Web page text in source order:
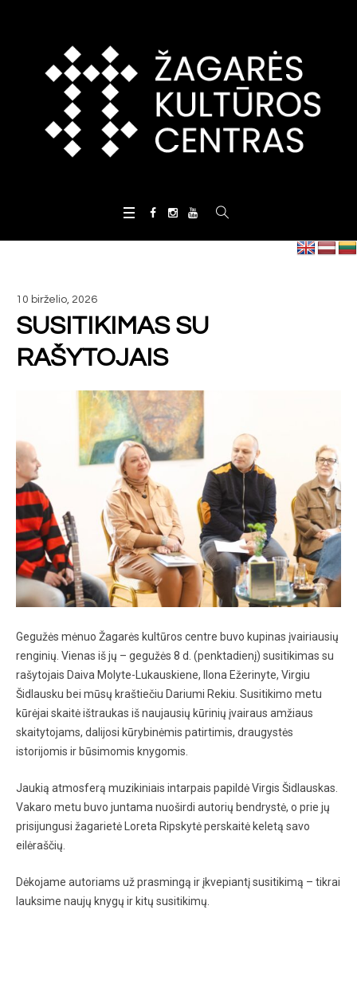
10 birželio, 2026
SUSITIKIMAS SU
RAŠYTOJAIS
Gegužės mėnuo Žagarės kultūros centre buvo kupinas įvairiausių
renginių. Vienas iš jų – gegužės 8 d. (penktadienį) susitikimas su
rašytojais Daiva Molyte-Lukauskiene, Ilona Ežerinyte, Virgiu
Šidlausku bei mūsų kraštiečiu Dariumi Rekiu. Susitikimo metu
kūrėjai skaitė ištraukas iš naujausių kūrinių įvairaus amžiaus
skaitytojams, dalijosi kūrybinėmis patirtimis, draugystės
istorijomis ir būsimomis knygomis.
Jaukią atmosferą muzikiniais intarpais papildė Virgis Šidlauskas.
Vakaro metu buvo juntama nuoširdi autorių bendrystė, o prie jų
prisijungusi žagarietė Loreta Ripskytė perskaitė keletą savo
eilėraščių.
Dėkojame autoriams už prasmingą ir įkvepiantį susitikimą – tikrai
lauksime naujų knygų ir kitų susitikimų.